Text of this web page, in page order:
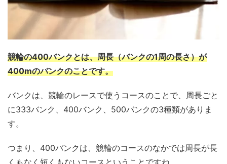
競輪の400バンクとは、周長（バンクの1周の長さ）が
400mのバンクのことです。
バンクは、競輪のレースで使うコースのことで、周長ごと
に333バンク、400バンク、500バンクの3種類がありま
す。
つまり、400バンクは、競輪のコースのなかでは周長が長